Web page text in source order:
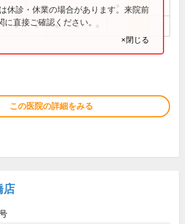
● ● ● ●
休診・休業の場合があります。来院前
に直接ご確認ください。
×閉じる
この医院の詳細をみる
店